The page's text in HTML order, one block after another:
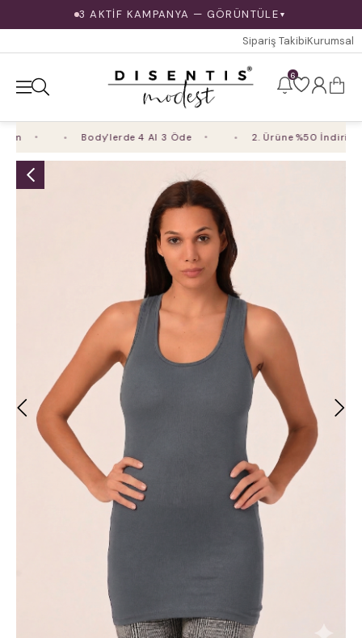
3 AKTİF KAMPANYA — GÖRÜNTÜLE ▼
Sipariş TakibiKurumsal
6
Body'lerde 4 Al 3 Öde 2. Ürüne %50 İndirim